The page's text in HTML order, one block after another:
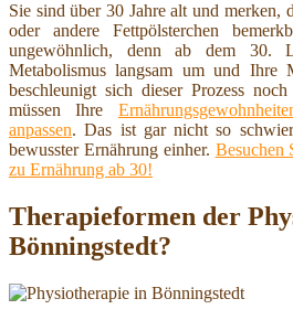
Sie sind über 30 Jahre alt und merken,
oder andere Fettpölsterchen
ungewöhnlich, denn ab dem 30.
Metabolismus langsam um und Ihre
beschleunigt sich dieser Prozess
müssen Ihre
anpassen. Das ist gar nicht so
bewusster Ernährung einher. Besuchen
zu Ernährung ab 30!
Therapieformen der
Bönningstedt?